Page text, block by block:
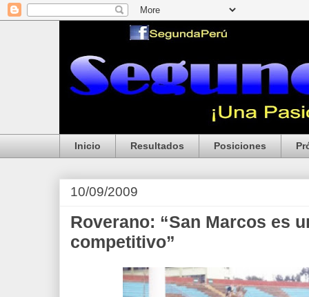
Inicio Resultados Posiciones
10/09/2009
Roverano: “San Marcos es
competitivo”